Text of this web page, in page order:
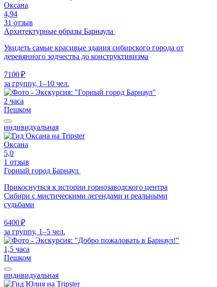
Оксана
4,94
31 отзыв
Архитектурные образы Барнаула
Увидеть самые красивые здания сибирского города от
деревянного зодчества до конструктивизма
7100 ₽
за группу, 1–10 чел.
2 часа
Пешком
индивидуальная
Оксана
5,0
1 отзыв
Горный город Барнаул
Прикоснуться к истории горнозаводского центра
Сибири с мистическими легендами и реальными
судьбами
6400 ₽
за группу, 1–5 чел.
1,5 часа
Пешком
индивидуальная